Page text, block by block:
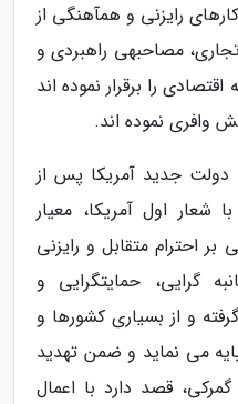
رایزنی و همآهنگی از
مصاحبهی راهبردی و
را برقرار نموده اند
وافری نموده اند.
جدید آمریکا پس از
کار آمدن در سال 2017، با شعار اول آمریکا، معیار
احترام متقابل و رایزنی
گرایی، حمایتگرایی و
و از بسیاری کشورها و
می نماید و ضمن تهدید
قصد دارد با اعمال